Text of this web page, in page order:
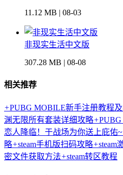
11.12 MB | 08-03
非现实生活中文版
307.28 MB | 08-08
相关推荐
+PUBG MOBILE新手注册教程
渊无限所有套装详细攻略+
恋人降临！于战场为你送上庇佑~
略+steam手机版扫码攻略+steam
密文件获取方法+steam转区教程